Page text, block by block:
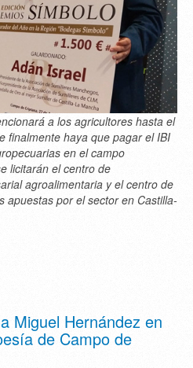
a los agricultores hasta el
finalmente haya que pagar el IBI
en el campo
licitarán el centro de
agroalimentaria y el centro de
apuestas por el sector en Castilla-
Miguel Hernández en
de Campo de